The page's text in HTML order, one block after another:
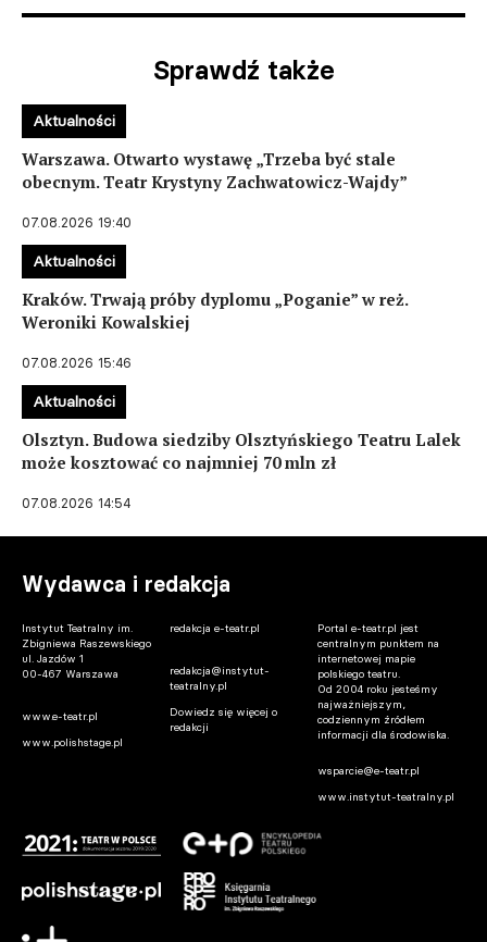
Sprawdź także
Warszawa. Otwarto wystawę „Trzeba być stale
obecnym. Teatr Krystyny Zachwatowicz-Wajdy”
07.08.2026 19:40
Aktualności
Kraków. Trwają próby dyplomu „Poganie” w reż.
Weroniki Kowalskiej
07.08.2026 15:46
Aktualności
Olsztyn. Budowa siedziby Olsztyńskiego Teatru Lalek
może kosztować co najmniej 70 mln zł
07.08.2026 14:54
Aktualności
Wydawca i redakcja
Instytut Teatralny im.
Zbigniewa Raszewskiego
ul. Jazdów 1
00-467 Warszawa
www.e-teatr.pl
www.polishstage.pl
redakcja e-teatr.pl
redakcja@instytut-
teatralny.pl
Dowiedz się więcej o
redakcji
Portal e-teatr.pl jest
centralnym punktem na
internetowej mapie
polskiego teatru.
Od 2004 roku jesteśmy
najważniejszym,
codziennym źródłem
informacji dla środowiska.
wsparcie@e-teatr.pl
www.instytut-teatralny.pl